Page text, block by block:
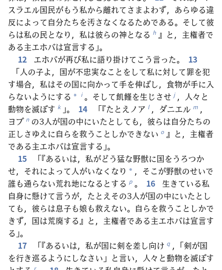
スラエル国民がもう私から離れてさまよわず，あらゆる違
反によって自分たちを汚さなくなるためである。そして彼
らは私の民となり，私は彼らの神となる h 』と，主権者で
ある主エホバは宣言する」。
12
エホバが再び私に語り掛けてこう言った。
13
「人の子よ，国が不忠実なことをして私に対して罪を犯
す場合，私はその国に向かって手を伸ばし，食物が手に入
らないようにする * i 。そして飢饉を生じさせ j ，人々と
動物を滅ぼす k 」。 14 「『たとえノア l ，ダニエル m ，
ヨブ n の3人が国の中にいたとしても，彼らは自分たちの
正しさゆえに自らを救うことしかできない o 』と，主権者
である主エホバは宣言する」。
15
「『あるいは，私がどう猛な野獣に国をうろつか
せ，それによって人がいなくなり * ，そこが野獣のせいで
誰も通らない荒れ地になるとする p 。 16
生きている私
自身に懸けて言うが，たとえその3人が国の中にいたとし
ても，彼らは息子も娘も救えない。自らを救うことしかで
きず，国は荒廃する』と，主権者である主エホバは宣言す
る」。
17
「『あるいは，私が国に剣を差し向け q ，「剣が国
を行き巡るようにしなさい」と言い，人々と動物を滅ぼす
r